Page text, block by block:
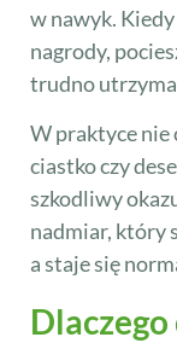
w nawyk.
nagrody,
trudno
W praktyce nie
ciastko czy
szkodliwy
nadmiar, który
a staje się